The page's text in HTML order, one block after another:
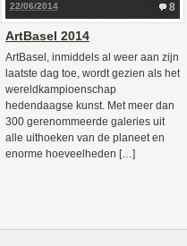
8
22/06/2014
ArtBasel 2014
ArtBasel, inmiddels al weer aan zijn
laatste dag toe, wordt gezien als het
wereldkampioenschap
hedendaagse kunst. Met meer dan
300 gerenommeerde galeries uit
alle uithoeken van de planeet en
enorme hoeveelheden […]